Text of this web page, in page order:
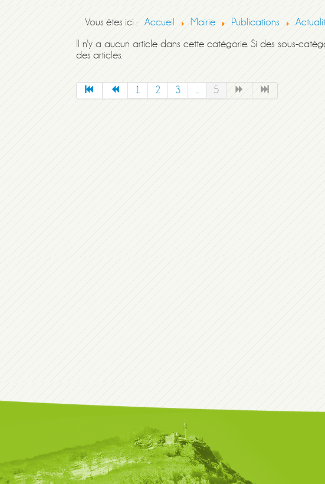
Vous êtes ici : Accueil Mairie Publications
Il n'y a aucun article dans cette catégorie. Si des sous-
des articles.
1
2 3 ... 5